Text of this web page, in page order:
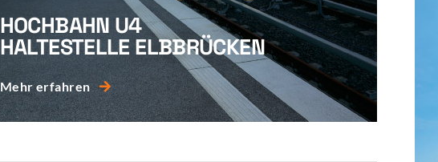
HOCHBAHN U4
HALTESTELLE ELBBRÜCKEN
Mehr erfahren